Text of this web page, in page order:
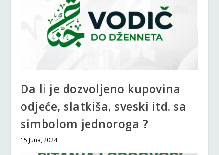
Da li je dozvoljeno kupovina
odjeće, slatkiša, sveski itd. sa
simbolom jednoroga ?
15 Juna, 2024